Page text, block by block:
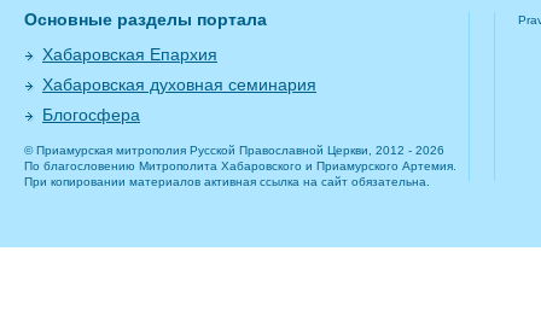
Основные разделы портала
Хабаровская Епархия
Хабаровская духовная семинария
Блогосфера
© Приамурская митрополия Русской Православной Церкви, 2012 - 2026
По благословению Митрополита Хабаровского и Приамурского Артемия.
При копировании материалов активная ссылка на сайт обязательна.